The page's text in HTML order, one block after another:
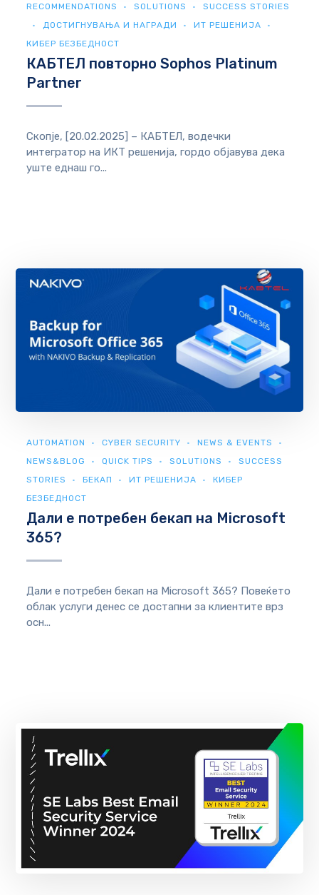
RECOMMENDATIONS
SOLUTIONS
SUCCESS STORIES
ДОСТИГНУВАЊА И НАГРАДИ
ИТ РЕШЕНИЈА
КИБЕР БЕЗБЕДНОСТ
КАБТЕЛ повторно Sophos Platinum
Partner
Скопје, [20.02.2025] – КАБТЕЛ, водечки
интегратор на ИКТ решенија, гордо објавува дека
уште еднаш го...
AUTOMATION CYBER SECURITY
NEWS & EVENTS
NEWS&BLOG
QUICK TIPS SOLUTIONS
SUCCESS
STORIES
БЕКАП ИТ РЕШЕНИЈА
КИБЕР
БЕЗБЕДНОСТ
Дали е потребен бекап на Microsoft
365?
Дали е потребен бекап на Microsoft 365? Повеќето
облак услуги денес се достапни за клиентите врз
осн...